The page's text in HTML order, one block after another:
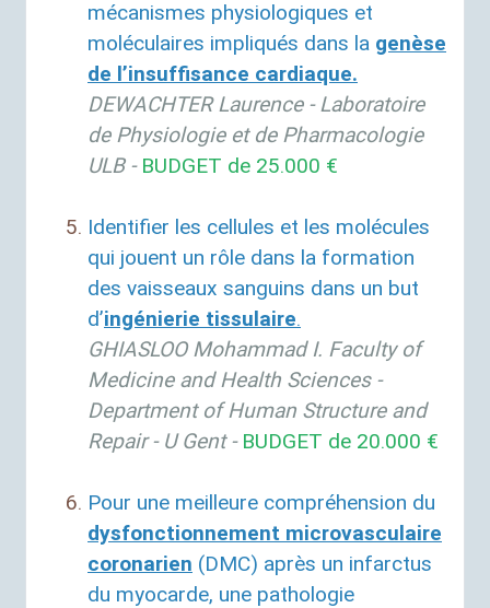
mécanismes physiologiques et
moléculaires impliqués dans la genèse
de l’insuffisance cardiaque.
DEWACHTERLaurence - Laboratoire
de Physiologie et de Pharmacologie
ULB- BUDGET de 25.000 €
Identifier les cellules et les molécules
qui jouent un rôle dans la formation
des vaisseaux sanguins dans un but
d’ingénierie tissulaire.
GHIASLOOMohammad I. Faculty of
Medicine and Health Sciences -
Department of Human Structure and
Repair - U Gent - BUDGET de 20.000 €
Pour une meilleure compréhension du
dysfonctionnement microvasculaire
coronarien (DMC) après un infarctus
du myocarde, une pathologie